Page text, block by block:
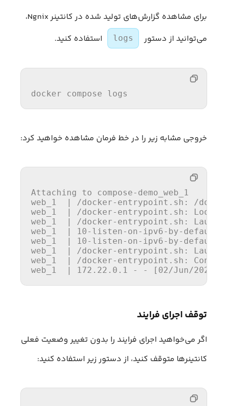
برای مشاهده گزارش‌های تولید شده در کانتینر Ngnix،
می‌توانید از دستور
logs استفاده کنید.
docker compose logs
خروجی مشابه زیر را در خط فرمان مشاهده خواهید کرد:
Attaching to compose-demo_web_1
web_1  | /docker-entrypoint.sh: /
web_1  | /docker-entrypoint.sh:
web_1  | /docker-entrypoint.sh:
web_1  |
10- listen- on-ipv6- by- default
web_1  |
10- listen- on-ipv6- by- default
web_1  | /docker-entrypoint.sh:
web_1  | /docker-entrypoint.sh:
web_1  |
172.22 .0 .1 - - [ 02 /Jun/2020
توقف اجرای فرایند
اگر می‌خواهید اجرای فرایند را بدون تغییر وضعیت فعلی
کانتینرها متوقف کنید، از دستور زیر استفاده کنید: